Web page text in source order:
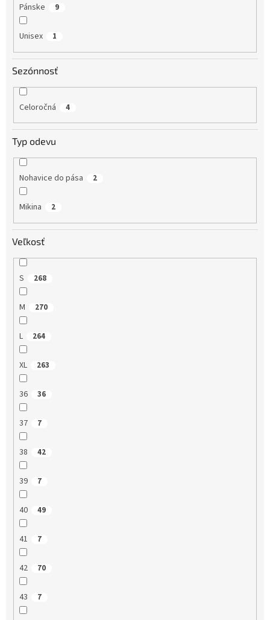
Pánske 9
Unisex 1
Sezónnosť
Celoročná 4
Typ odevu
Nohavice do pása 2
Mikina 2
Veľkosť
S 268
M 270
L 264
XL 263
36 36
37 7
38 42
39 7
40 49
41 7
42 70
43 7